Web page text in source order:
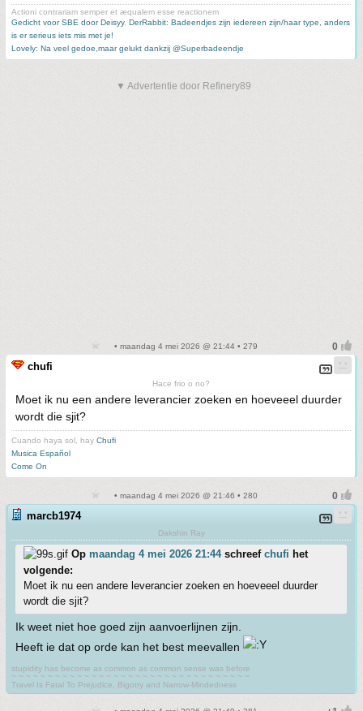
Actioni contrariam semper et æqualem esse reactionem
Gedicht voor SBE door Deisyy, DerRabbit: Badeendjes zijn iedereen zijn/haar type, anders
is er serieus iets mis met je!
Lovely: Na veel gedoe,maar gelukt dankzij @Superbadeendje
▼ Advertentie door Refinery89
• maandag 4 mei 2026 @ 21:44 • 279
chufi
Hace frio o no?
Moet ik nu een andere leverancier zoeken en hoeveeel duurder
wordt die sjit?
Cuando haya sol, hay Chufi
Musica Español
Come On
• maandag 4 mei 2026 @ 21:46 • 280
marcb1974
Dakshin Ray
Op maandag 4 mei 2026 21:44schreef chufi het
volgende:
Moet ik nu een andere leverancier zoeken en hoeveeel duurder
wordt die sjit?
Ik weet niet hoe goed zijn aanvoerlijnen zijn.
Heeft ie dat op orde kan het best meevallen
stupidity has become as common as common sense was before
~ ~ ~ ~ ~ ~ ~ ~ ~ ~ ~ ~ ~ ~ ~ ~ ~ ~ ~ ~ ~ ~ ~ ~ ~ ~ ~ ~ ~ ~ ~ ~ ~
Travel Is Fatal To Prejudice, Bigotry and Narrow-Mindedness